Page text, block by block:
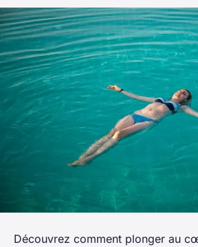
Découvrez comment plonger au